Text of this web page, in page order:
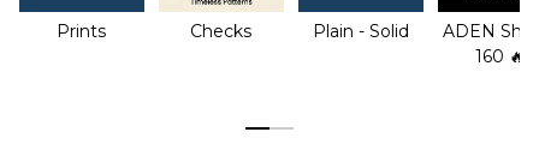
Prints Checks Plain - Solid
ADEN
160 🔥